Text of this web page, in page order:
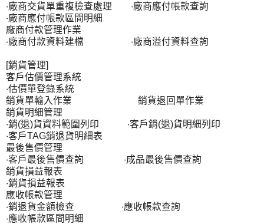
‧廠商交貨單重複檢查處理 ‧廠商應付帳款查詢
‧廠商應付帳款區間明細
廠商付款管理作業
‧廠商付款資料建檔 ‧廠商溢付資料查詢
[銷貨管理]
客戶估價管理系統
‧估價單登錄系統
銷貨單輸入作業 銷貨退回單作業
銷貨明細管理
‧銷(退)貨資料範圍列印 ‧客戶銷(退)貨明細列印
‧客戶TAG銷退貨明細表
最後售價管理
‧客戶最後售價查詢 ‧成品最後售價查詢
銷貨損益報表
‧銷貨損益報表
應收帳款管理
‧銷退貨金額檢查 ‧應收帳款查詢
‧應收帳款區間明細